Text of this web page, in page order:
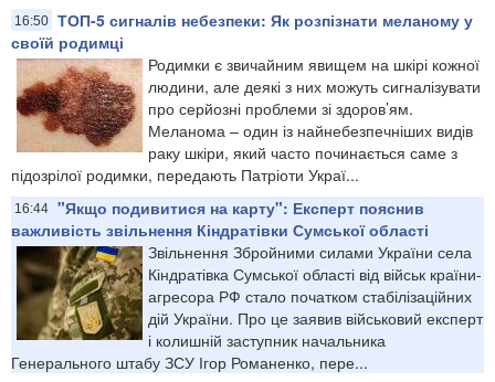
16:50 ТОП-5 сигналів небезпеки: Як розпізнати меланому у
своїй родимці
Родимки є звичайним явищем на шкірі кожної
людини, але деякі з них можуть сигналізувати
про серйозні проблеми зі здоров’ям.
Меланома – один із найнебезпечніших видів
раку шкіри, який часто починається саме з
підозрілої родимки, передають Патріоти Украї...
16:44 "Якщо подивитися на карту": Експерт пояснив
важливість звільнення Кіндратівки Сумської області
Звільнення Збройними силами України села
Кіндратівка Сумської області від військ країни-
агресора РФ стало початком стабілізаційних
дій України. Про це заявив військовий експерт
і колишній заступник начальника
Генерального штабу ЗСУ Ігор Романенко, пере...